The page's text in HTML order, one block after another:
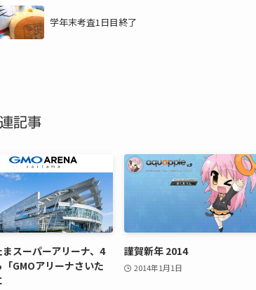
学年末考査1日目終了
記事
まスーパーアリーナ、4
「GMOアリーナさいた
謹賀新年 2014
2014年1月1日